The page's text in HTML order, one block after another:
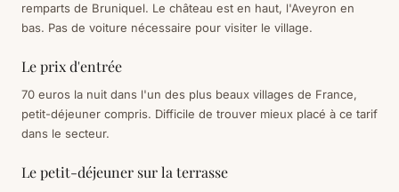
remparts de Bruniquel. Le château est en haut, l'Aveyron en
bas. Pas de voiture nécessaire pour visiter le village.
Le prix d'entrée
70 euros la nuit dans l'un des plus beaux villages de France,
petit-déjeuner compris. Difficile de trouver mieux placé à ce tarif
dans le secteur.
Le petit-déjeuner sur la terrasse